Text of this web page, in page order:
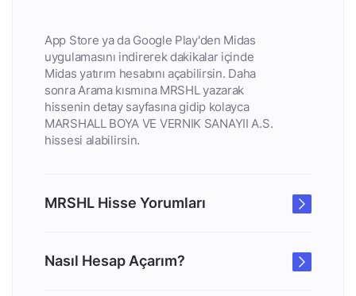
App Store ya da Google Play'den Midas
uygulamasını indirerek dakikalar içinde
Midas yatırım hesabını açabilirsin. Daha
sonra Arama kısmına MRSHL yazarak
hissenin detay sayfasına gidip kolayca
MARSHALL BOYA VE VERNIK SANAYII A.S.
hissesi alabilirsin.
MRSHL Hisse Yorumları
Nasıl Hesap Açarım?